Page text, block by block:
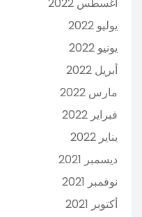
يوليو 2022
يونيو 2022
أبريل 2022
مارس 2022
فبراير 2022
يناير 2022
ديسمبر 2021
نوفمبر 2021
أكتوبر 2021